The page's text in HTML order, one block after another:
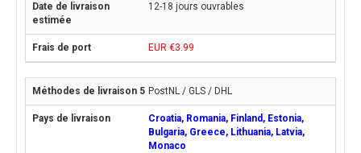
12-18 jours ouvrables
EUR €3.99
PostNL / GLS / DHL
Croatia, Romania, Finland, Estonia,
Bulgaria, Greece, Lithuania, Latvia,
Monaco